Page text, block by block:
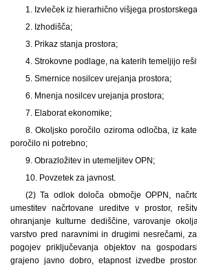
1. Izvleček iz hierarhično višjega
2. Izhodišča;
3. Prikaz stanja prostora;
4. Strokovne podlage, na katerih temeljijo
5. Smernice nosilcev urejanja prostora;
6. Mnenja nosilcev urejanja prostora;
7. Elaborat ekonomike;
8. Okoljsko poročilo oziroma odločba, iz
poročilo ni potrebno;
9. Obrazložitev in utemeljitev OPN;
10. Povzetek za javnost.
(2) Ta odlok določa območje OPPN,
umestitev načrtovane ureditve v prostor,
ohranjanje kulturne dediščine, varovanje
varstvo pred naravnimi in drugimi nesrečami,
pogojev priključevanja objektov na
grajeno javno dobro, etapnost izvedbe